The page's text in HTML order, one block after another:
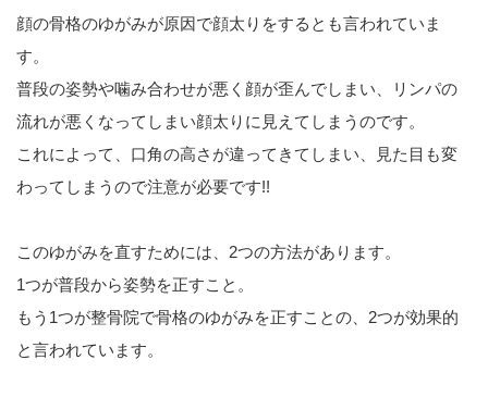
顔の骨格のゆがみが原因で顔太りをするとも言われていま
す。
普段の姿勢や噛み合わせが悪く顔が歪んでしまい、リンパの
流れが悪くなってしまい顔太りに見えてしまうのです。
これによって、口角の高さが違ってきてしまい、見た目も変
わってしまうので注意が必要です!!
このゆがみを直すためには、2つの方法があります。
1つが普段から姿勢を正すこと。
もう1つが整骨院で骨格のゆがみを正すことの、2つが効果的
と言われています。